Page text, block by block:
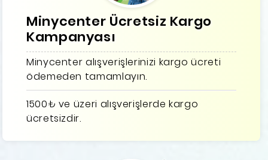
Minycenter Ücretsiz Kargo
Kampanyası
Minycenter alışverişlerinizi kargo ücreti
ödemeden tamamlayın.
1500₺ ve üzeri alışverişlerde kargo
ücretsizdir.